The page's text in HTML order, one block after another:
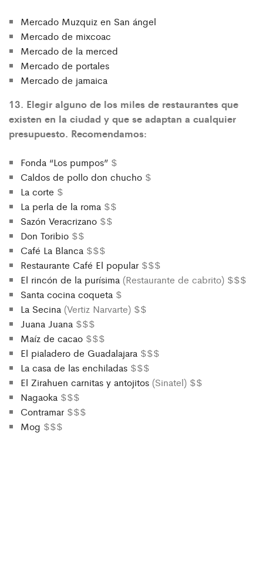
Mercado Muzquiz en San ángel
Mercado de mixcoac
Mercado de la merced
Mercado de portales
Mercado de jamaica
13. Elegir alguno de los miles de restaurantes que
existen en la ciudad y que se adaptan a cualquier
presupuesto. Recomendamos:
Fonda “Los pumpos” $
Caldos de pollo don chucho $
La corte $
La perla de la roma $$
Sazón Veracrizano $$
Don Toribio $$
Café La Blanca $$$
Restaurante Café El popular $$$
El rincón de la purísima (Restaurante de cabrito) $$$
Santa cocina coqueta $
La Secina (Vertiz Narvarte) $$
Juana Juana $$$
Maíz de cacao $$$
El pialadero de Guadalajara $$$
La casa de las enchiladas $$$
El Zirahuen carnitas y antojitos (Sinatel) $$
Nagaoka $$$
Contramar$$$
Mog $$$